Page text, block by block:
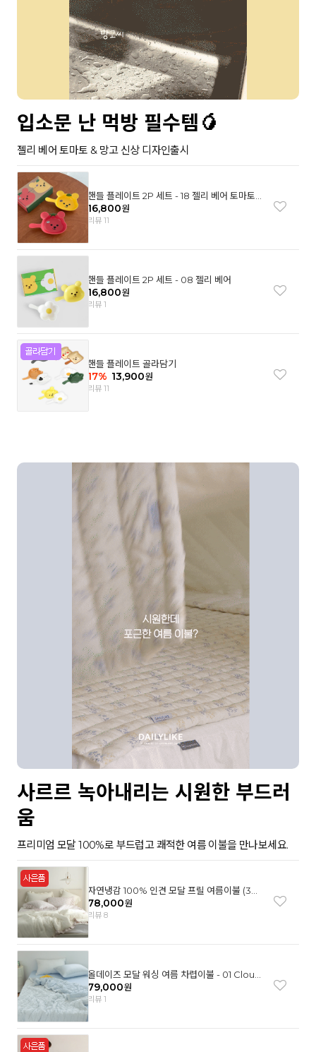
입소문 난 먹방 필수템🥭
젤리 베어 토마토 & 망고 신상 디자인출시
핸들 플레이트 2P 세트 - 18 젤리 베어 토마토
& 망고
16,800원
리뷰 11
핸들 플레이트 2P 세트 - 08 젤리 베어
16,800원
리뷰 1
핸들 플레이트 골라담기
17% 13,900원
리뷰 11
사르르 녹아내리는 시원한 부드러
움
프리미엄 모달 100%로 부드럽고 쾌적한 여름 이불을 만나보세요.
자연냉감 100% 인견 모달 프릴 여름이불 (3컬
러)
78,000원
리뷰 8
올데이즈 모달 워싱 여름 차렵이불 - 01 Cloud
garden(SS)
79,000원
리뷰 1